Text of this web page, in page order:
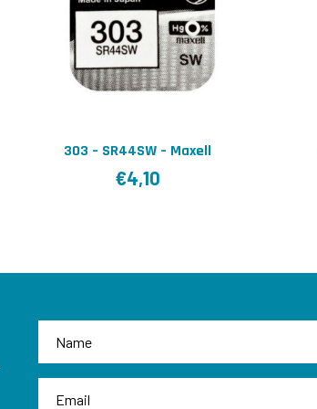
303 – SR44SW – Maxell
€4,10